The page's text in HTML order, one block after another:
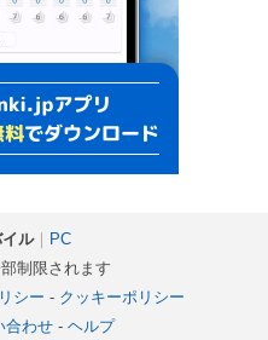
ル｜ PC
制限されます
シー - クッキーポリシー
合わせ- ヘルプ